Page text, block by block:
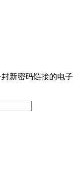
新密码链接的电子